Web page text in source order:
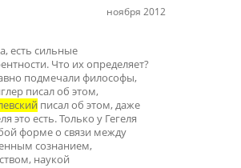
ноября 2012
есть сильные
Что их определяет?
подмечали философы,
писал об этом,
писал об этом, даже
это есть. Только у Гегеля
форме о связи между
сознанием,
наукой